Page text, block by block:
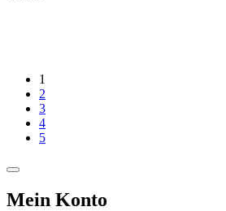
1
2
3
4
5
Mein Konto